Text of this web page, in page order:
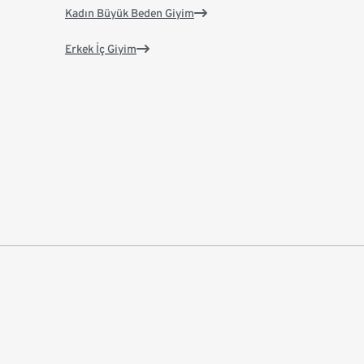
Kadın Büyük Beden Giyim
Erkek İç Giyim